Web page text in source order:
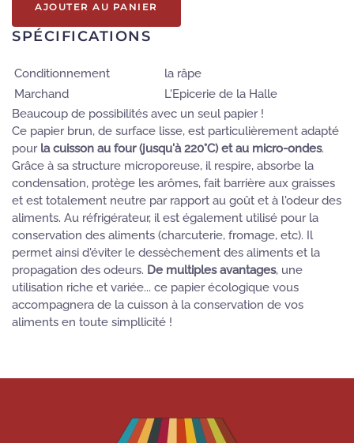
AJOUTER AU PANIER
SPÉCIFICATIONS
Conditionnement
la râpe
Marchand
L'Epicerie de la Halle
Beaucoup de possibilités avec un seul papier !
Ce papier brun, de surface lisse, est particulièrement adapté
pour la cuisson au four (jusqu'à 220°C) et au micro-ondes.
Grâce à sa structure microporeuse, il respire, absorbe la
condensation, protège les arômes, fait barrière aux graisses
et est totalement neutre par rapport au goût et à l'odeur des
aliments. Au réfrigérateur, il est également utilisé pour la
conservation des aliments (charcuterie, fromage, etc). Il
permet ainsi d'éviter le dessèchement des aliments et la
propagation des odeurs. De multiples avantages, une
utilisation riche et variée... ce papier écologique vous
accompagnera de la cuisson à la conservation de vos
aliments en toute simpllicité !